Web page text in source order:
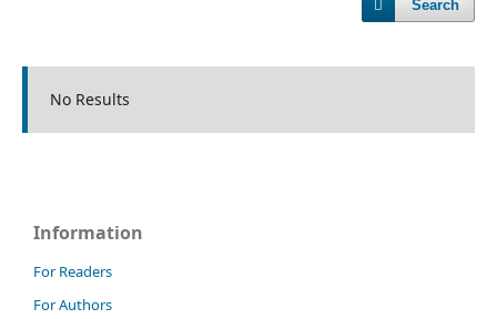
Search
No Results
Information
For Readers
For Authors